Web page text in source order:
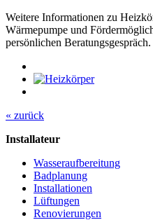
Weitere Informationen zu
Wärmepumpe und
persönlichen Beratungsgespräch.
« zurück
Installateur
Wasseraufbereitung
Badplanung
Installationen
Lüftungen
Renovierungen